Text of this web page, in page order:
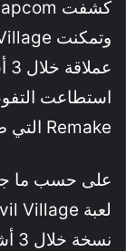
Remake التي صدرت في 2020!